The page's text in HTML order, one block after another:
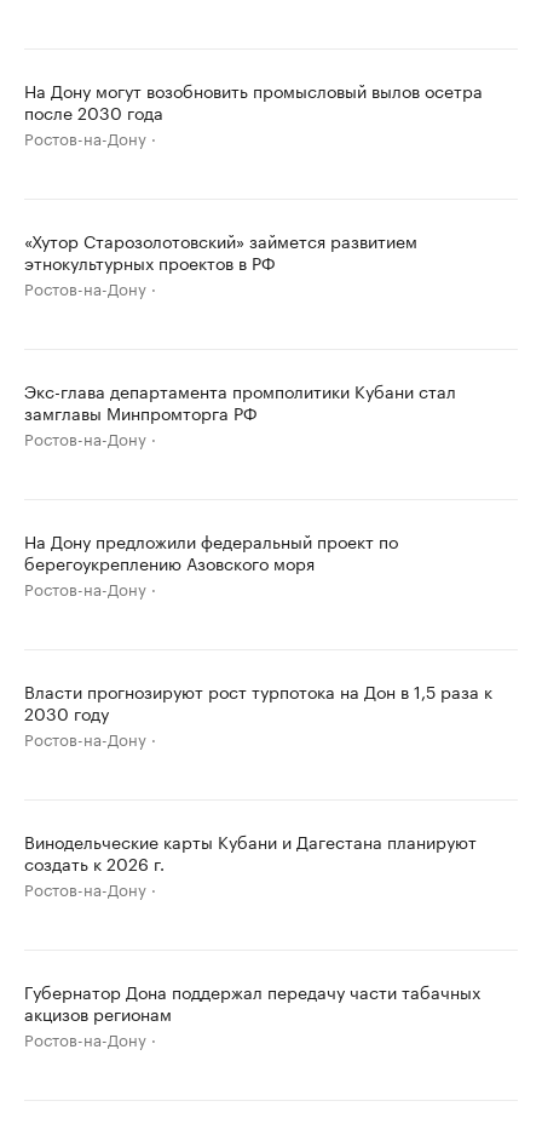
На Дону могут возобновить промысловый вылов осетра
после 2030 года
Ростов-на-Дону
«Хутор Старозолотовский» займется развитием
этнокультурных проектов в РФ
Ростов-на-Дону
Экс-глава департамента промполитики Кубани стал
замглавы Минпромторга РФ
Ростов-на-Дону
На Дону предложили федеральный проект по
берегоукреплению Азовского моря
Ростов-на-Дону
Власти прогнозируют рост турпотока на Дон в 1,5 раза к
2030 году
Ростов-на-Дону
Винодельческие карты Кубани и Дагестана планируют
создать к 2026 г.
Ростов-на-Дону
Губернатор Дона поддержал передачу части табачных
акцизов регионам
Ростов-на-Дону